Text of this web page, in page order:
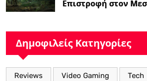
Επιστροφή στον
Δημοφιλείς Κατηγορίες
Reviews Video Gaming Tech